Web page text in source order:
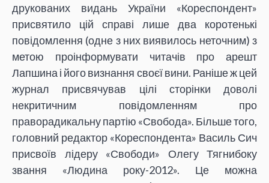
друкованих видань України «Кореспондент»
присвятило цій справі лише два коротенькі
повідомлення (одне з них виявилось неточним) з
метою проінформувати читачів про арешт
Лапшина і його визнання своєї вини. Раніше ж цей
журнал присвячував цілі сторінки доволі
некритичним повідомленням про
праворадикальну партію «Свобода». Більше того,
головний редактор «Кореспондента» Василь Сич
присвоїв лідеру «Свободи» Олегу Тягнибоку
звання «Людина року-2012». Це можна